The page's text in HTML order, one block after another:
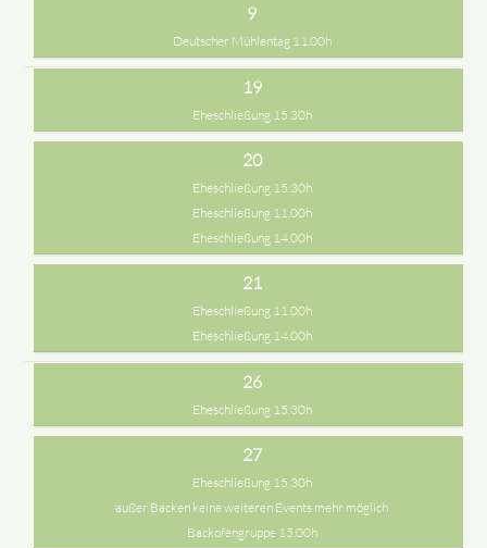
9
Deutscher Mühlentag 11.00h
19
Eheschließung 15.30h
20
Eheschließung 15.30h
Eheschließung 11.00h
Eheschließung 14.00h
21
Eheschließung 11.00h
Eheschließung 14.00h
26
Eheschließung 15.30h
27
Eheschließung 15.30h
außer Backen keine weiteren Events mehr möglich
Backofengruppe 15.00h